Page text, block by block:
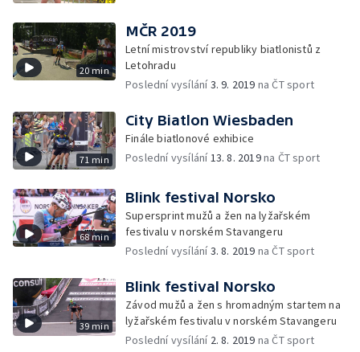
20 min
MČR 2019
Letní mistrovství republiky biatlonistů z
Letohradu
Poslední vysílání3. 9. 2019 na ČT sport
71 min
City Biatlon Wiesbaden
Finále biatlonové exhibice
Poslední vysílání13. 8. 2019na ČT sport
68 min
Blink festival Norsko
Supersprint mužů a žen na lyžařském
festivalu v norském Stavangeru
Poslední vysílání3. 8. 2019 na ČT sport
39 min
Blink festival Norsko
Závod mužů a žen s hromadným startem na
lyžařském festivalu v norském Stavangeru
Poslední vysílání 2. 8. 2019 na ČT sport